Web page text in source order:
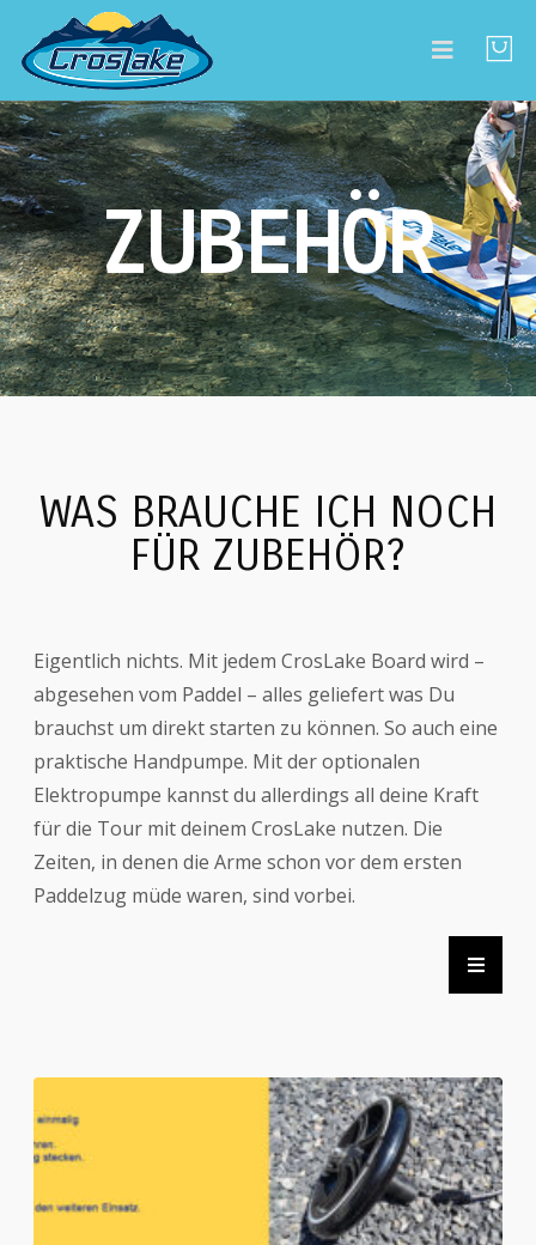
ZUBEHÖR
WAS BRAUCHE ICH NOCH
FÜR ZUBEHÖR?
Eigentlich nichts. Mit jedem CrosLake Board wird –
abgesehen vom Paddel – alles geliefert was Du
brauchst um direkt starten zu können. So auch eine
praktische Handpumpe. Mit der optionalen
Elektropumpe kannst du allerdings all deine Kraft
für die Tour mit deinem CrosLake nutzen. Die
Zeiten, in denen die Arme schon vor dem ersten
Paddelzug müde waren, sind vorbei.